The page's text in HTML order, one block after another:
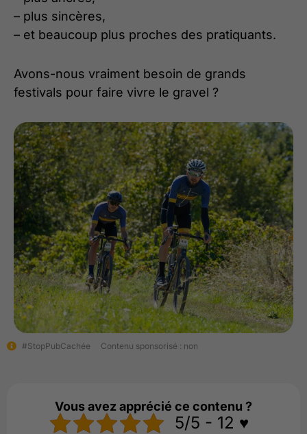
– plus sincères,
– et beaucoup plus proches des pratiquants.
Avons-nous vraiment besoin de grands
festivals pour faire vivre le gravel ?
#StopPubCachée Contenu sponsorisé : non
Vous avez apprécié ce contenu ?
5/5 - 12 ♥️